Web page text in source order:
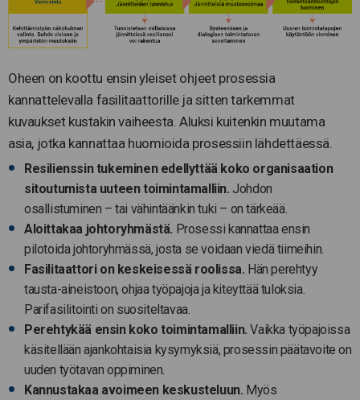
Oheen on koottu ensin yleiset ohjeet prosessia
kannattelevalla fasilitaattorille ja sitten tarkemmat
kuvaukset kustakin vaiheesta. Aluksi kuitenkin muutama
asia, jotka kannattaa huomioida prosessiin lähdettäessä.
Resilienssin tukeminen edellyttää koko organisaation
sitoutumista uuteen toimintamalliin. Johdon
osallistuminen – tai vähintäänkin tuki – on tärkeää.
Aloittakaa johtoryhmästä. Prosessi kannattaa ensin
pilotoida johtoryhmässä, josta se voidaan viedä tiimeihin.
Fasilitaattori on keskeisessä roolissa. Hän perehtyy
tausta-aineistoon, ohjaa työpajoja ja kiteyttää tuloksia.
Parifasilitointi on suositeltavaa.
Perehtykää ensin koko toimintamalliin. Vaikka työpajoissa
käsitellään ajankohtaisia kysymyksiä, prosessin päätavoite on
uuden työtavan oppiminen.
Kannustakaa avoimeen keskusteluun. Myös